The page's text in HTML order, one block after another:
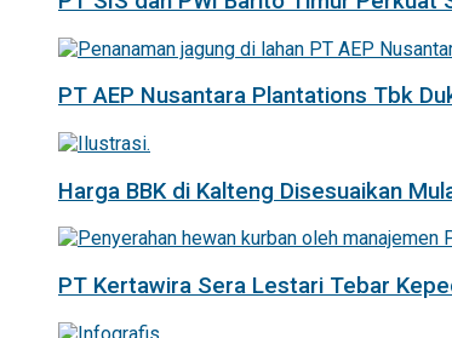
PT AEP Nusantara Plantations Tbk
Harga BBK di Kalteng Disesuaikan
PT Kertawira Sera Lestari Tebar